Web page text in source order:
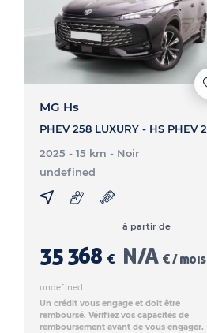
MG Hs
2025 - 15 km - Noir
undefined
35 368 €
à partir de
N/A € / mois
undefined
Un crédit vous engage et doit être
remboursé. Vérifiez vos capacités de
remboursement avant de vous engager.